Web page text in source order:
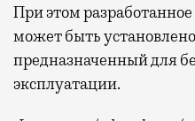
При этом
может быть
предназначенный для
эксплуатации.